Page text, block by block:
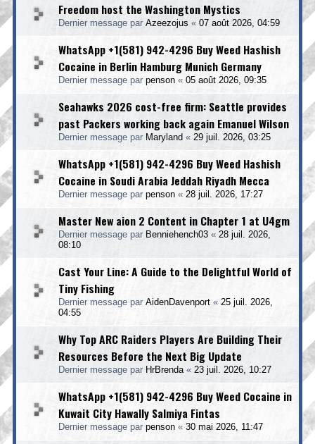
Freedom host the Washington Mystics
Dernier message par Azeezojus « 07 août 2026, 04:59
WhatsApp +1(581) 942-4296 Buy Weed Hashish
Cocaine in Berlin Hamburg Munich Germany
Dernier message par penson « 05 août 2026, 09:35
Seahawks 2026 cost-free firm: Seattle provides
past Packers working back again Emanuel Wilson
Dernier message par Maryland « 29 juil. 2026, 03:25
WhatsApp +1(581) 942-4296 Buy Weed Hashish
Cocaine in Soudi Arabia Jeddah Riyadh Mecca
Dernier message par penson « 28 juil. 2026, 17:27
Master New aion 2 Content in Chapter 1 at U4gm
Dernier message par Benniehench03 « 28 juil. 2026,
08:10
Cast Your Line: A Guide to the Delightful World of
Tiny Fishing
Dernier message par AidenDavenport « 25 juil. 2026,
04:55
Why Top ARC Raiders Players Are Building Their
Resources Before the Next Big Update
Dernier message par HrBrenda« 23 juil. 2026, 10:27
WhatsApp +1(581) 942-4296 Buy Weed Cocaine in
Kuwait City Hawally Salmiya Fintas
Dernier message par penson « 30 mai 2026, 11:47